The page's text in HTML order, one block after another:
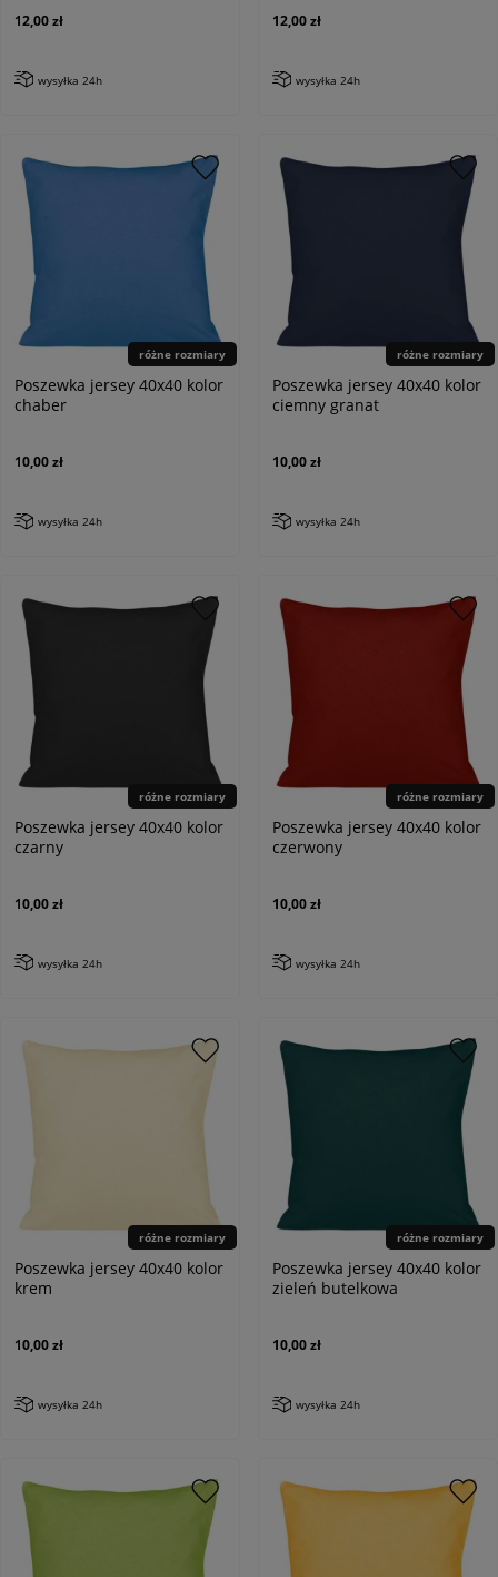
12,00 zł
wysyłka 24h
12,00 zł
wysyłka 24h
różne rozmiary
Poszewka jersey 40x40 kolor
chaber
10,00 zł
wysyłka 24h
różne rozmiary
Poszewka jersey 40x40 kolor
ciemny granat
10,00 zł
wysyłka 24h
różne rozmiary
Poszewka jersey 40x40 kolor
czarny
10,00 zł
wysyłka 24h
różne rozmiary
Poszewka jersey 40x40 kolor
czerwony
10,00 zł
wysyłka 24h
różne rozmiary
Poszewka jersey 40x40 kolor
krem
10,00 zł
wysyłka 24h
różne rozmiary
Poszewka jersey 40x40 kolor
zieleń butelkowa
10,00 zł
wysyłka 24h